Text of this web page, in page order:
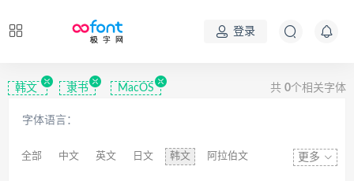
登录
韩文 隶书 MacOS 共 0个相关字体
字体语言：
全部 中文 英文 日文 韩文 阿拉伯文 更多